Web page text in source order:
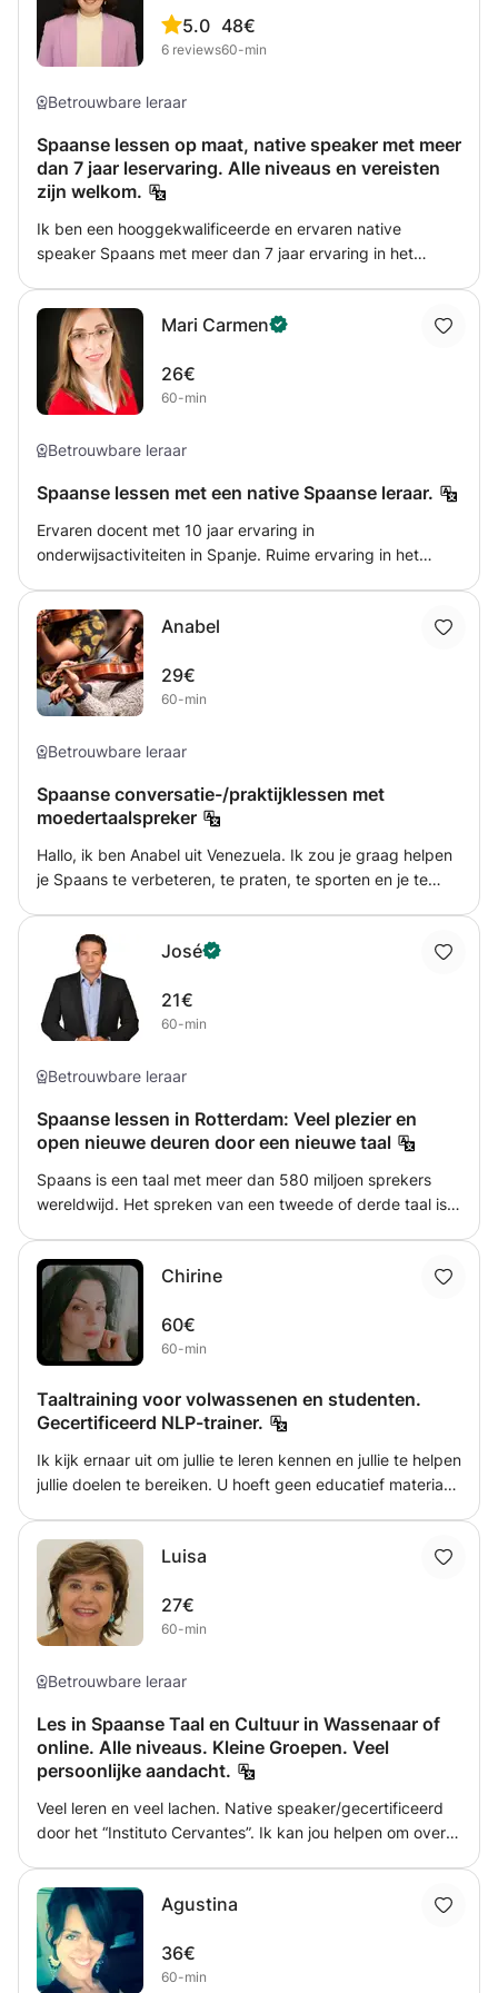
juiste lessen op maat en gewoon eenvoudig bij jou thuis
wanneer jij kunt. Wil je Spaans leren met de beste
5.0
6 reviews
48€
60-min
Betrouwbare leraar
Spaanse lessen op maat, native speaker met meer
dan 7 jaar leservaring. Alle niveaus en vereisten
zijn welkom.
Ik ben een hooggekwalificeerde en ervaren native
speaker Spaans met meer dan 7 jaar ervaring in het
maak lesplannen op maat voor elke leerling en richt me
daarbij precies op jouw doelen en wensen. Ik heb
lesgegeven aan mensen met allerlei achtergronden,
leeftijden, doelen en vaardigheden. Ik geef graag
examentrainingen. Alles wat je nodig hebt, regel ik graag
Mari Carmen
26€
60-min
Betrouwbare leraar
Spaanse lessen met een native Spaanse leraar.
Ervaren docent met 10 jaar ervaring in
onderwijsactiviteiten in Spanje. Ruime ervaring in het
kunnen helpen groeien en zich kunnen voorbereiden op
het afleggen van examens of het verbeteren van zijn
kennis. Ik zorg ervoor dat de lessen leuk maar toch
uitdagend zijn om de gewenste resultaten te behalen.
Anabel
29€
60-min
Betrouwbare leraar
Spaanse conversatie-/praktijklessen met
moedertaalspreker
Hallo, ik ben Anabel uit Venezuela. Ik zou je graag helpen
je Spaans te verbeteren, te praten, te sporten en je te
fascinerend leerproces. Ik hoop dat we dit samen kunnen
José
21€
60-min
Betrouwbare leraar
Spaanse lessen in Rotterdam: Veel plezier en
open nieuwe deuren door een nieuwe taal
Spaans is een taal met meer dan 580 miljoen sprekers
wereldwijd. Het spreken van een tweede of derde taal is
een geweldige cultuur zoals de Spaanstalige cultuur.
Samen leren we de Spaanse woordenschat, grammatica
en uitspraak. De lessen zijn 100% gepersonaliseerd naar
de behoeften van de gebruiker en kunnen face-to-face of
Chirine
60€
60-min
Taaltraining voor volwassenen en studenten.
Gecertificeerd NLP-trainer.
Ik kijk ernaar uit om jullie te leren kennen en jullie te helpen
jullie doelen te bereiken. U hoeft geen educatief materiaal
heeft of hulp nodig heeft, kunt u mij gerust een e-mail
sturen. Tot snel online!
Luisa
27€
60-min
Betrouwbare leraar
Les in Spaanse Taal en Cultuur in Wassenaar of
online. Alle niveaus. Kleine Groepen. Veel
persoonlijke aandacht.
Veel leren en veel lachen. Native speaker/gecertificeerd
door het “Instituto Cervantes”. Ik kan jou helpen om over
op een originele en levendige manier Spaans te leren en
te gebruiken.
Agustina
36€
60-min